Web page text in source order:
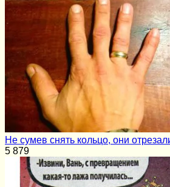
Не сумев снять кольцо, они
5 879